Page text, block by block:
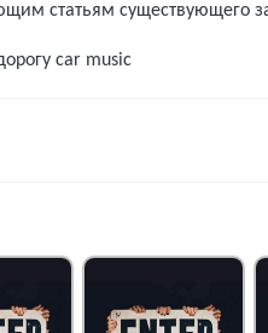
статьям существующего
car music